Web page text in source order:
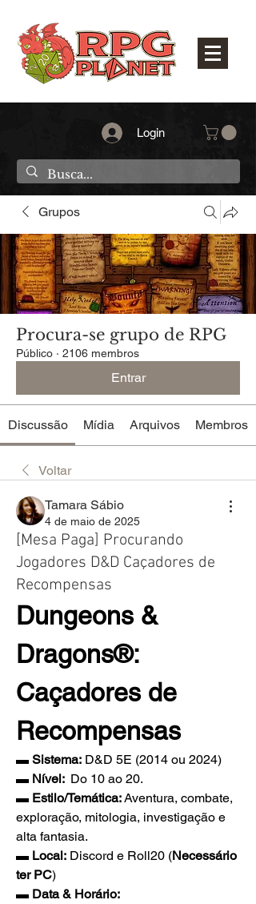
Login
Grupos
Procura-se grupo de RPG
Público · 2106 membros
Entrar
Discussão Mídia Arquivos Membros
Voltar
Tamara Sábio
4 de maio de 2025
[Mesa Paga] Procurando
Jogadores D&D Caçadores de
Recompensas
Dungeons &
Dragons®:
Caçadores de
Recompensas
▬ Sistema: D&D 5E (2014 ou 2024)
▬ Nível: Do 10 ao 20.
▬ Estilo/Temática: Aventura, combate,
exploração, mitologia, investigação e
alta fantasia.
▬ Local: Discord e Roll20 (Necessário
ter PC)
▬ Data & Horário: